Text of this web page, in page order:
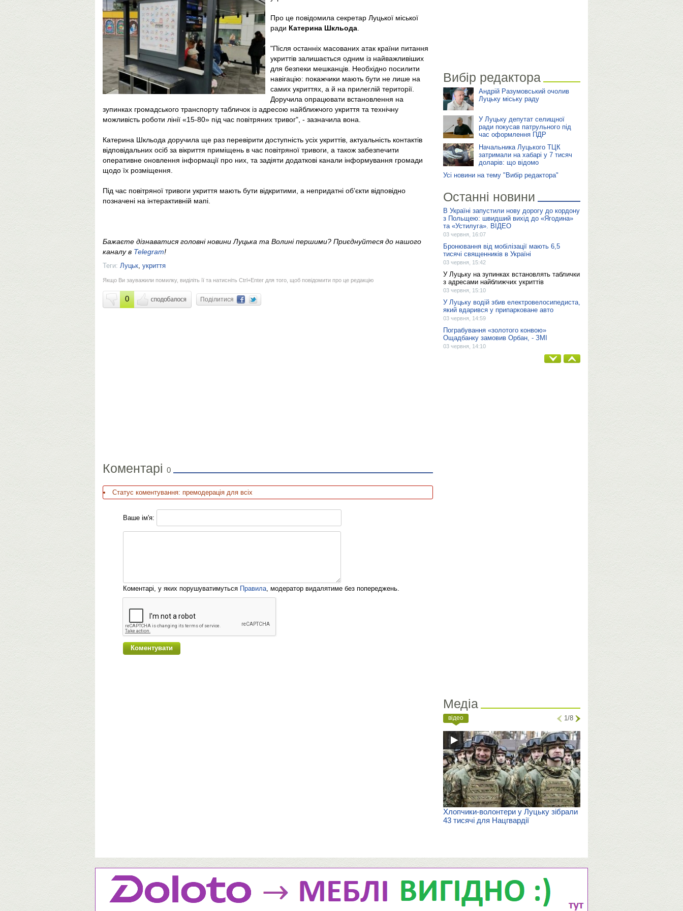
Про це повідомила секретар Луцької міської
ради Катерина Шкльода
"Після останніх масованих атак країни питання
укриттів залишається одним із найважливіших
для безпеки мешканців. Необхідно посилити
навігацію: покажчики мають бути не лише на
самих укриттях, а й на прилеглій території.
Доручила опрацювати встановлення на
зупинках громадського транспорту табличок із адресою найближчого укриття та технічну
можливість роботи лінії «15-80» під час повітряних тривог", - зазначила вона.
Катерина Шкльода доручила ще раз перевірити доступність усіх укриттів, актуальність контактів
відповідальних осіб за вікриття приміщень в час повітряної тривоги, а також забезпечити
оперативне оновлення інформації про них, та задіяти додаткові канали інформування громади
щодо їх розміщення.
Під час повітряної тривоги укриття мають бути відкритими, а непридатні об’єкти відповідно
позначені на інтерактивній мапі.
Бажаєте дізнаватися головні новини Луцька та Волині першими? Приєднуйтеся до нашого
каналу в Telegram!
Теги: Луцьк, укриття
Якщо Ви зауважили помилку, виділіть її та натисніть Ctrl+Enter для того, щоб повідомити про це редакцію
0 Поділитися
Коментарі 0
Статус коментування: премодерація для всіх
Ваше ім'я:
Коментарі, у яких порушуватимуться Правила, модератор видалятиме без попереджень.
Вибір редактора
Андрій Разумовський очолив
Луцьку міську раду
У Луцьку депутат селищної
ради покусав патрульного під
час оформлення ПДР
Начальника Луцького ТЦК
затримали на хабарі у 7 тисяч
доларів: що відомо
Усі новини на тему "Вибір редактора"
Останні новини
В Україні запустили нову дорогу до кордону
з Польщею: швидший вихід до «Ягодина»
та «Устилуга». ВІДЕО
03 червня, 16:07
Бронювання від мобілізації мають 6,5
тисячі священників в Україні
03 червня, 15:42
У Луцьку на зупинках встановлять таблички
з адресами найближчих укриттів
03 червня, 15:10
У Луцьку водій збив електровелосипедиста,
який вдарився у припарковане авто
03 червня, 14:59
Пограбування «золотого конвою»
Ощадбанку замовив Орбан, - ЗМІ
03 червня, 14:10
Медіа
відео 1/8
Хлопчики-волонтери у Луцьку зібрали
43 тисячі для Нацгвардії